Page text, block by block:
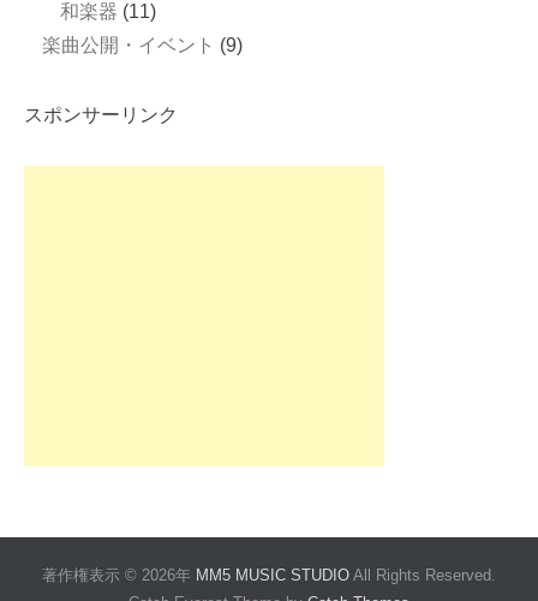
和楽器 (11)
楽曲公開・イベント (9)
スポンサーリンク
著作権表示 © 2026年 MM5 MUSIC STUDIO All Rights Reserved.